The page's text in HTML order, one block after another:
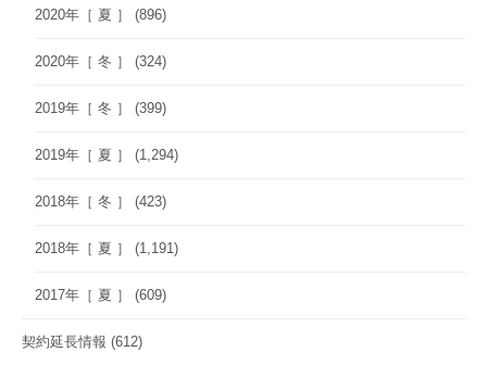
2020年［ 夏 ］ (896)
2020年［ 冬 ］ (324)
2019年［ 冬 ］ (399)
2019年［ 夏 ］ (1,294)
2018年［ 冬 ］ (423)
2018年［ 夏 ］ (1,191)
2017年［ 夏 ］ (609)
契約延長情報 (612)